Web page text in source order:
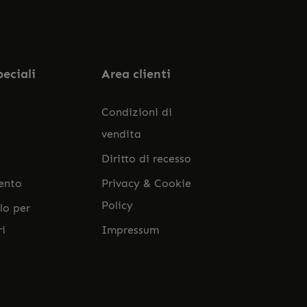
per
Area clienti
Condizioni di
vendita
Diritto di recesso
Privacy & Cookie
Policy
Impressum